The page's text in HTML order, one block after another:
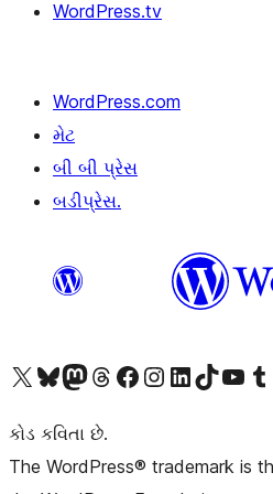
WordPress.tv
WordPress.com
મેટ
બી બી પ્રેસ
બડીપ્રેસ.
અમારા X (અગાઉ ટ્વિટર) એકાઉન્ટની મુલાકાત લોઅમારા Bluesky એકાઉન્ટની મુલાકાત લોઅમારા માસ્ટોડોન એકાઉન્ટની મુલાકાત લોઅમારા Threads એકાઉન્ટની મુલાકાત લો અમારા ફેસબુક પેજની મુલાકાત લોઅમારા ઇન્સ્ટાગ્રામ એકાઉન્ટની મુલાકાત લો અમારા LinkedIn એકાઉન્ટની મુલાકાત લોઅમારા TikTok એકાઉન્ટની મુલાકાત લોઅમારી YouTube ચેનલની મુલાકાત લો અમારા Tumblr એકાઉન્ટની મુલાકાત લો
કોડ કવિતા છે.
The WordPress® trademark is